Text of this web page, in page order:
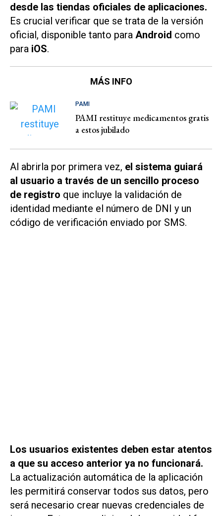
desde las tiendas oficiales de aplicaciones.
Es crucial verificar que se trata de la versión
oficial, disponible tanto para Android como
para iOS.
MÁS INFO
PAMI
PAMI restituye medicamentos gratis
a estos jubilado
Al abrirla por primera vez, el sistema guiará
al usuario a través de un sencillo proceso
de registro que incluye la validación de
identidad mediante el número de DNI y un
código de verificación enviado por SMS.
Los usuarios existentes deben estar atentos
a que su acceso anterior ya no funcionará.
La actualización automática de la aplicación
les permitirá conservar todos sus datos, pero
será necesario crear nuevas credenciales de